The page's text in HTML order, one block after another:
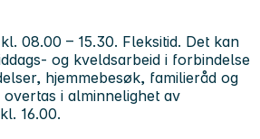
08.00 – 15.30. Fleksitid. Det kan
og kveldsarbeid i forbindelse
hjemmebesøk, familieråd og
i alminnelighet av
16.00.